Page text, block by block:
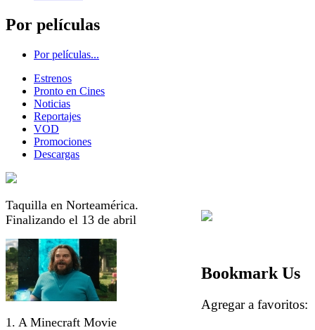
Por películas
Por películas...
Estrenos
Pronto en Cines
Noticias
Reportajes
VOD
Promociones
Descargas
Taquilla en Norteamérica.
Finalizando el 13 de abril
1. A Minecraft Movie
Bookmark Us
Agregar a